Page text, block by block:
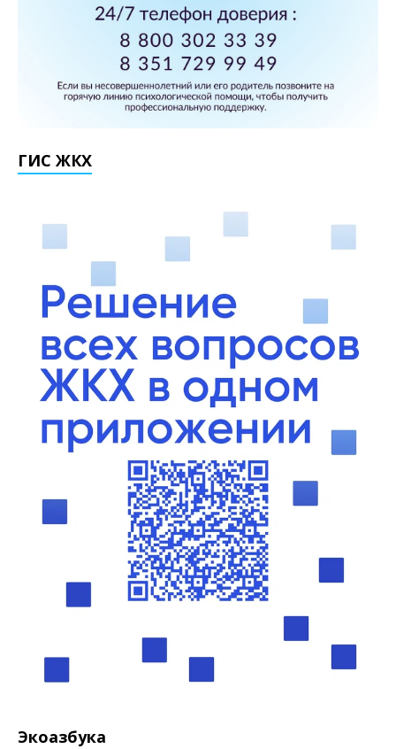
ГИС ЖКХ
Экоазбука